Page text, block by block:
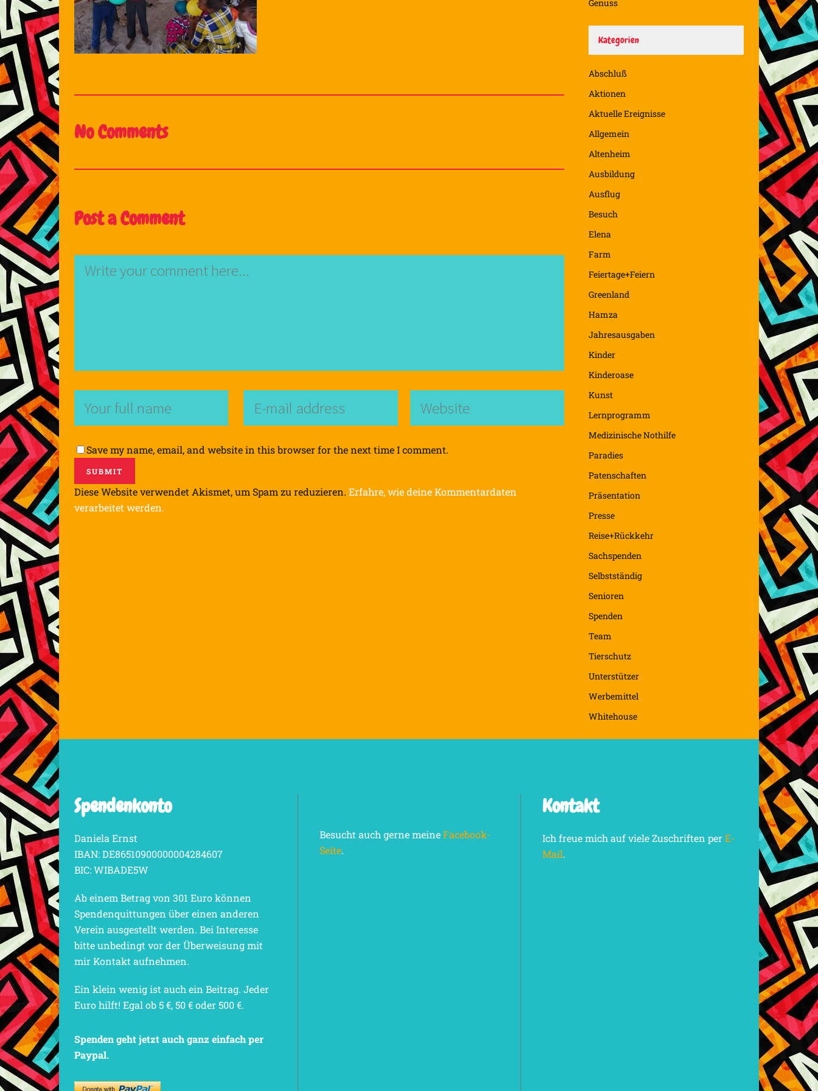
No Comments
Post a Comment
Save my name, email, and website in this browser for the next time I comment.
Diese Website verwendet Akismet, um Spam zu reduzieren. Erfahre, wie deine Kommentardaten
verarbeitet werden.
Genuss
Kategorien
Abschluß
Aktionen
Aktuelle Ereignisse
Allgemein
Altenheim
Ausbildung
Ausflug
Besuch
Elena
Farm
Feiertage+Feiern
Greenland
Hamza
Jahresausgaben
Kinder
Kinderoase
Kunst
Lernprogramm
Medizinische Nothilfe
Paradies
Patenschaften
Präsentation
Presse
Reise+Rückkehr
Sachspenden
Selbstständig
Senioren
Spenden
Team
Tierschutz
Unterstützer
Werbemittel
Whitehouse
Spendenkonto
Daniela Ernst
IBAN: DE86510900000004284607
BIC: WIBADE5W
Ab einem Betrag von 301 Euro können
Spendenquittungen über einen anderen
Verein ausgestellt werden. Bei Interesse
bitte unbedingt vor der Überweisung mit
mir Kontakt aufnehmen.
Ein klein wenig ist auch ein Beitrag. Jeder
Euro hilft! Egal ob 5 €, 50 € oder 500 €.
Spenden geht jetzt auch ganz einfach per
Paypal.
Besucht auch gerne meineFacebook-
Seite.
Kontakt
Ich freue mich auf viele Zuschriften perE-
Mail.